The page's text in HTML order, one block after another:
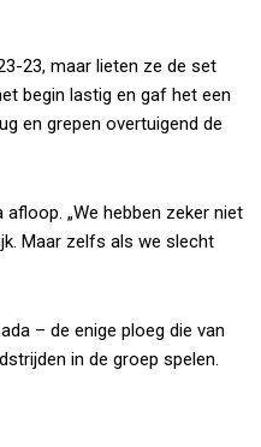
23, maar lieten ze de set
begin lastig en gaf het een
en grepen overtuigend de
„We hebben zeker niet
Maar zelfs als we slecht
– de enige ploeg die van
in de groep spelen.